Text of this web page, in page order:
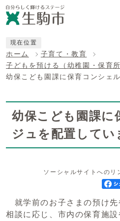
現在位置
ホーム
子育て・教育
子どもを預ける（幼稚園・保育所
幼保こども園課に保育コンシェ
幼保こども園課に
ジュを配置してい
ソーシャルサイトへのリ
就学前のお子さまの預け先
相談に応じ、市内の保育施